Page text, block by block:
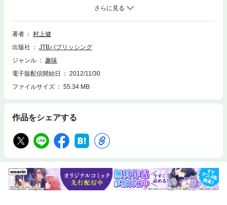
して、沿線を散歩すれば、昭和が香る看板建築や商店街。運転本数が少な
く冷房がない列車も健在で、不便このうえないけれど、便利さや快適さと
引き換えに失ったものがあると多くの人が感じる昨今、不便と引き換えに
かけがえのないものを取り戻す。それがローカル線の旅だ。 沿線に残る日
の魅力を紹介。手始めに身近な路線を選んで、小さな旅へ出掛けてみませ
んか。 ※この電子書籍は2012年10月に発行された図書を画像化したもので
著者
村上健
出版社
JTBパブリッシング
ジャンル
趣味
電子版配信開始日
2012/11/30
ファイルサイズ
55.34 MB
作品をシェアする